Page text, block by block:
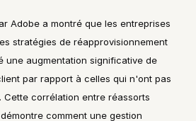
Adobe a montré que les entreprises
stratégies de réapprovisionnement
une augmentation significative de
par rapport à celles qui n'ont pas
corrélation entre réassorts
comment une gestion